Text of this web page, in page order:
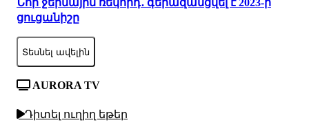
Նոր ջերմային ռեկորդ․ գերազանցվել է 2023-ի
ցուցանիշը
Տեսնել ավելին
AURORA TV
Դիտել ուղիղ եթեր